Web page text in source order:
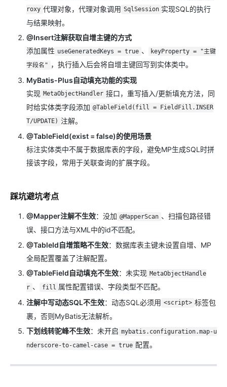
roxy 代理对象，代理对象调用 SqlSession 实现SQL的执行
与结果映射。
@Insert注解获取自增主键的方式
添加属性 useGeneratedKeys = true 、
keyProperty = "主键
字段名" ，执行插入后会将自增主键回写到实体类中。
MyBatis-Plus自动填充功能的实现
实现 MetaObjectHandler 接口，重写插入/更新填充方法，同
时给实体类字段添加 @TableField(fill = FieldFill.INSER
T/UPDATE) 注解。
@TableField(exist = false)的使用场景
标注实体类中不属于数据库表的字段，避免MP生成SQL时拼
接该字段，常用于关联查询的扩展字段。
踩坑避坑考点
@Mapper注解不生效：没加 @MapperScan 、扫描包路径错
误、接口方法与XML中的id不匹配。
@TableId自增策略不生效：数据库表主键未设置自增、MP
全局配置覆盖了注解配置。
@TableField自动填充不生效：未实现 MetaObjectHandle
r 、 fill 属性配置错误、字段类型不匹配。
注解中写动态SQL不生效：动态SQL必须用 <script> 标签包
裹，否则MyBatis无法解析。
下划线转驼峰不生效：未开启 mybatis.configuration.map-u
nderscore-to-camel-case = true 配置。